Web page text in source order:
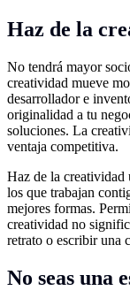
Haz de la
No tendrá mayor
creatividad mueve
desarrollador e
originalidad a tu
soluciones. La
ventaja competitiva.
Haz de la
los que trabajan
mejores formas.
creatividad no
retrato o escribir una
No seas una